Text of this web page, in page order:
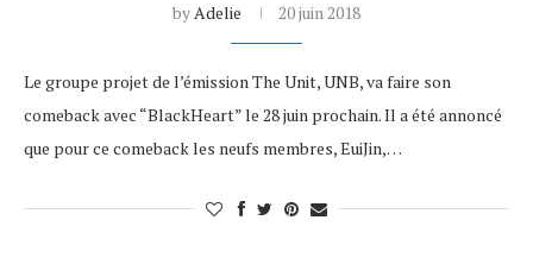
byAdelie 20 juin 2018
Le groupe projet de l’émission The Unit, UNB, va faire son
comeback avec “BlackHeart” le 28 juin prochain. Il a été annoncé
que pour ce comeback les neufs membres, EuiJin,…